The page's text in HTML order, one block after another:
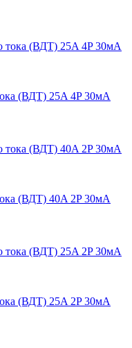
(ВДТ) 25A 4P 30мА
(ВДТ) 40A 2P 30мА
(ВДТ) 25A 2P 30мА